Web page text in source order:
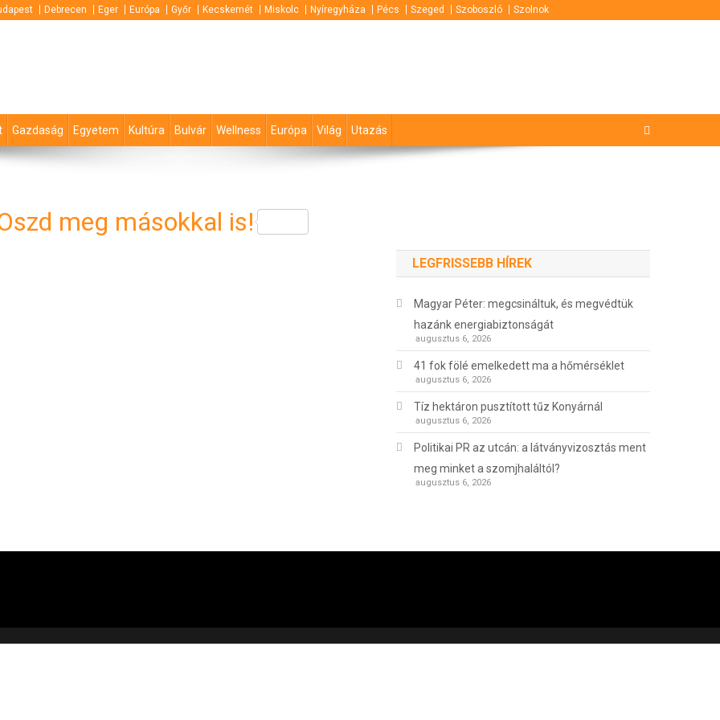
Debrecen Eger Európa Győr Kecskemét Miskolc Nyíregyháza Pécs Szeged Szoboszló Szolnok
Gazdaság Egyetem Kultúra Bulvár Wellness Európa Világ Utazás
meg másokkal is!
LEGFRISSEBB HÍREK
Magyar Péter: megcsináltuk, és megvédtük
hazánk energiabiztonságát
augusztus 6, 2026
41 fok fölé emelkedett ma a hőmérséklet
augusztus 6, 2026
Tíz hektáron pusztított tűz Konyárnál
augusztus 6, 2026
Politikai PR az utcán: a látványvizosztás ment
meg minket a szomjhaláltól?
augusztus 6, 2026